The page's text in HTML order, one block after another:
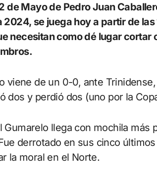
2024, se juega hoy a partir de
necesitan como dé lugar cortar
viene de un 0-0, ante
dos y perdió dos (uno por la
Gumarelo llega con mochila más
derrotado en sus cinco
la moral en el Norte.